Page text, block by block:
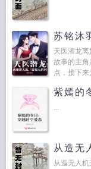
苏铭沐
天医潜龙
故事的主
点，接下
紫嫣的
...
从造无
从造无人